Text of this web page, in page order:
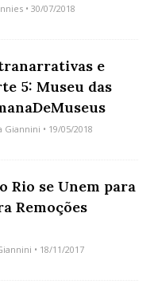
• 30/07/2018
e
5: Museu das
Giannini • 19/05/2018
Rio se Unem para
Remoções
• 18/11/2017